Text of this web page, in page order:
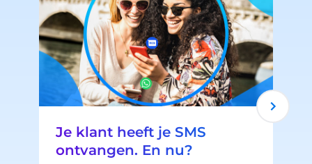
Je klant heeft je SMS
ontvangen. En nu?